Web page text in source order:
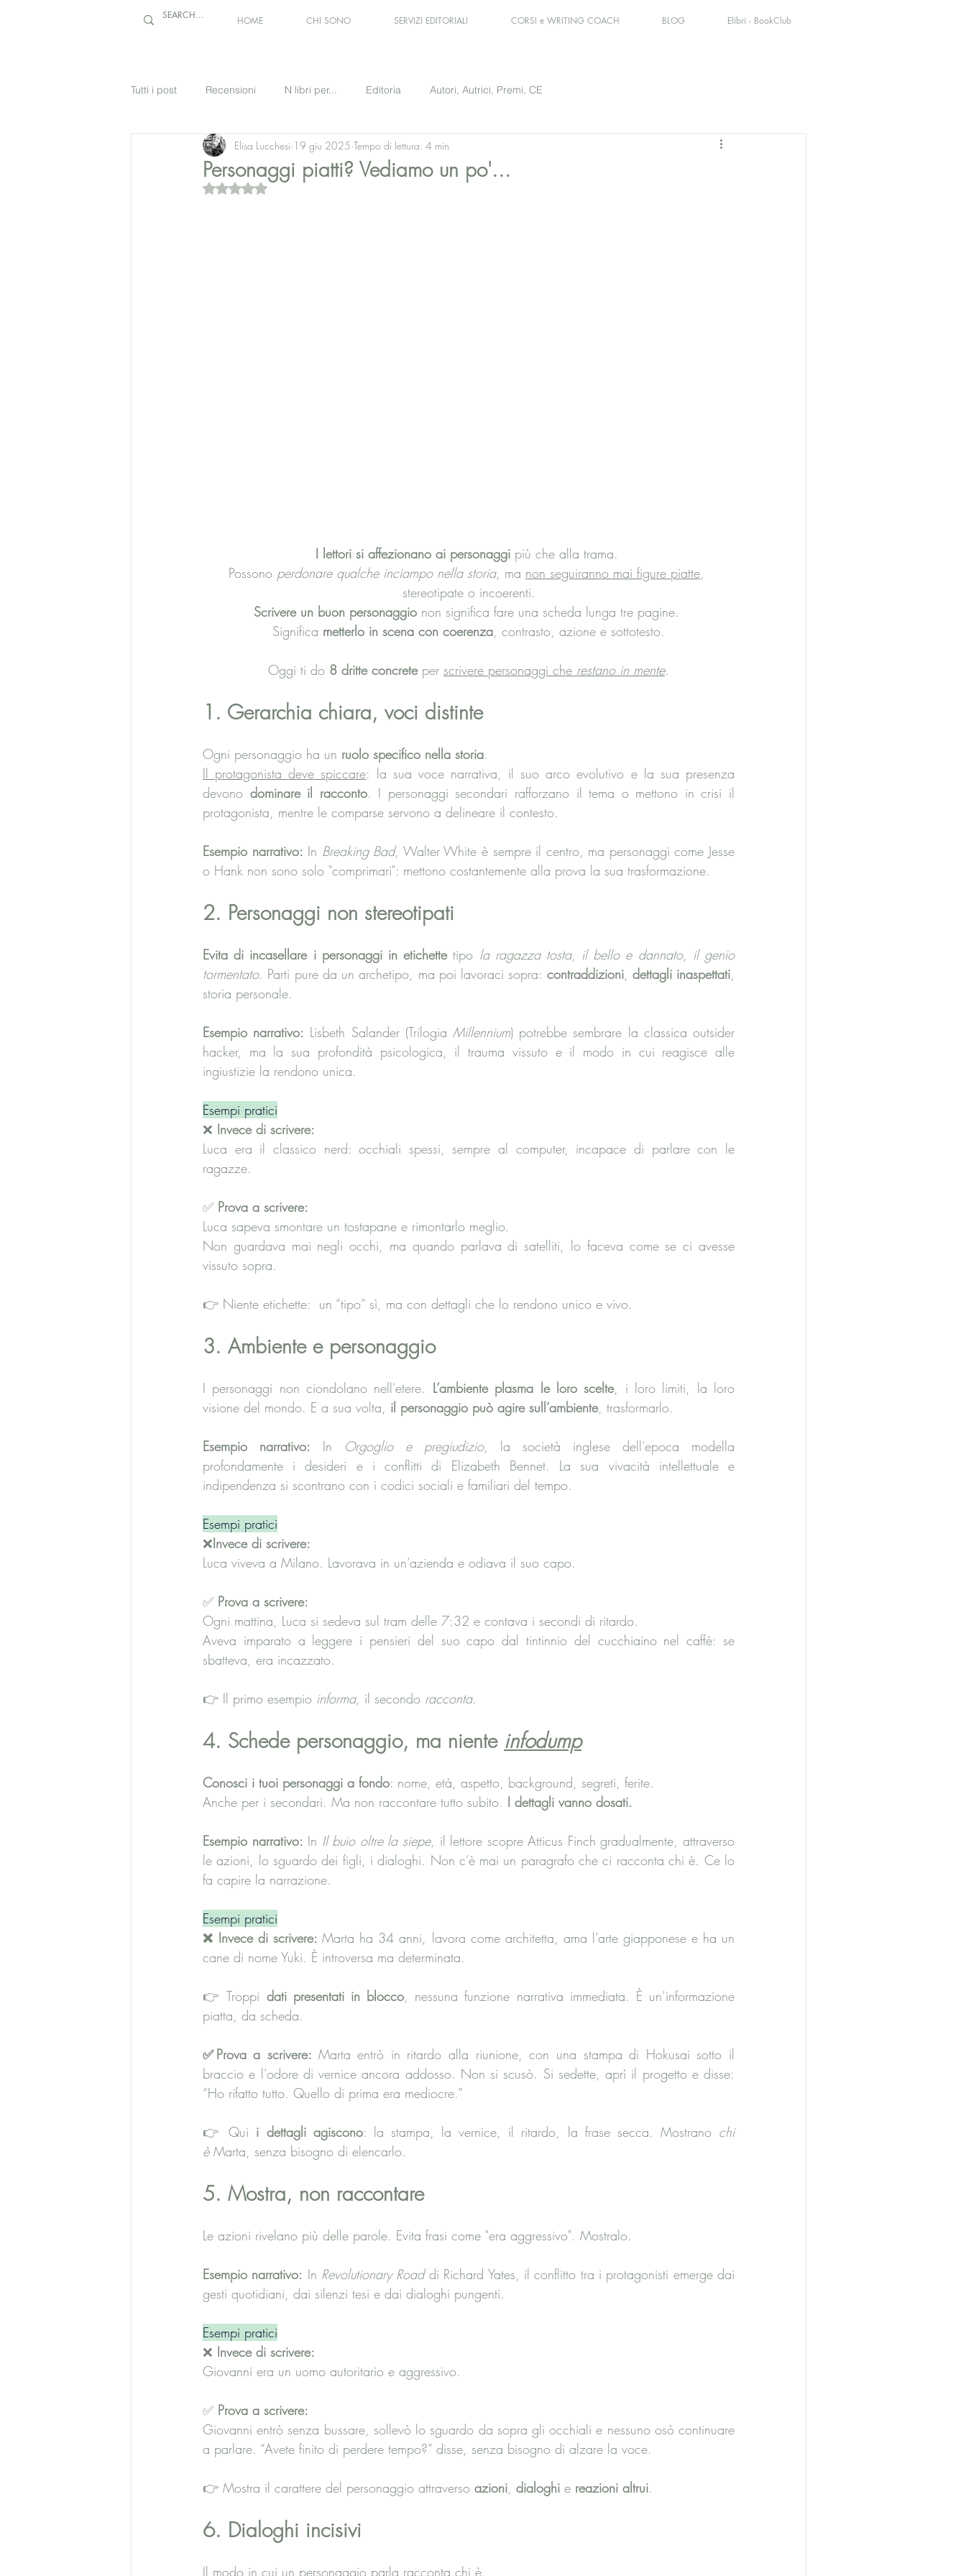
HOME CHI SONO SERVIZI EDITORIALI CORSI e WRITING COACH BLOG Elibri - BookClub
Tutti i post Recensioni N libri per... Editoria Autori, Autrici, Premi, CE
Personaggi piatti? Vediamo un po'...
Elisa Lucchesi 19 giu 2025 Tempo di lettura: 4 min
Valutazione NaN stelle su 5.
I lettori si affezionano ai personaggi più che alla trama.
Possono perdonare qualche inciampo nella storia, ma non seguiranno mai figure piatte
stereotipate o incoerenti.
Scrivere un buon personaggio non significa fare una scheda lunga tre pagine.
Significa metterlo in scena con coerenza , contrasto, azione e sottotesto.
Oggi ti do 8 dritte concrete per scrivere personaggi che restano in mente.
1. Gerarchia chiara, voci distinte
Ogni personaggio ha un ruolo specifico nella storia.
Il protagonista deve spiccare: la sua voce narrativa, il suo arco evolutivo e la sua presenza
devono dominare il racconto. I personaggi secondari rafforzano il tema o mettono in crisi il
protagonista, mentre le comparse servono a delineare il contesto.
Esempio narrativo: In Breaking Bad, Walter White è sempre il centro, ma personaggi come Jesse
o Hank non sono solo "comprimari": mettono costantemente alla prova la sua trasformazione.
2. Personaggi non stereotipati
Evita di incasellare i personaggi in etichette tipo la ragazza tosta, il bello e dannato, il genio
tormentato. Parti pure da un archetipo, ma poi lavoraci sopra: contraddizioni, dettagli inaspettati
storia personale.
Esempio narrativo: Lisbeth Salander (Trilogia Millennium) potrebbe sembrare la classica outsider
hacker, ma la sua profondità psicologica, il trauma vissuto e il modo in cui reagisce alle
ingiustizie la rendono unica.
Esempi pratici
❌ Invece di scrivere:
Luca era il classico nerd: occhiali spessi, sempre al computer, incapace di parlare con le
ragazze.
✅ Prova a scrivere:
Luca sapeva smontare un tostapane e rimontarlo meglio.
Non guardava mai negli occhi, ma quando parlava di satelliti, lo faceva come se ci avesse
vissuto sopra.
👉 Niente etichette:  un “tipo” sì, ma con dettagli che lo rendono unico e vivo.
3. Ambiente e personaggio
I personaggi non ciondolano nell'etere. L’ambiente plasma le loro scelte, i loro limiti, la loro
visione del mondo. E a sua volta, il personaggio può agire sull’ambiente, trasformarlo.
Esempio narrativo: In Orgoglio e pregiudizio, la società inglese dell’epoca modella
profondamente i desideri e i conflitti di Elizabeth Bennet. La sua vivacità intellettuale e
indipendenza si scontrano con i codici sociali e familiari del tempo.
Esempi pratici
❌Invece di scrivere:
Luca viveva a Milano. Lavorava in un’azienda e odiava il suo capo.
✅ Prova a scrivere:
Ogni mattina, Luca si sedeva sul tram delle 7:32 e contava i secondi di ritardo.
Aveva imparato a leggere i pensieri del suo capo dal tintinnio del cucchiaino nel caffè: se
sbatteva, era incazzato.
👉 Il primo esempio informa, il secondo racconta.
4. Schede personaggio, ma niente infodump
Conosci i tuoi personaggi a fondo: nome, età, aspetto, background, segreti, ferite.
Anche per i secondari. Ma non raccontare tutto subito. I dettagli vanno dosati.
Esempio narrativo: In Il buio oltre la siepe, il lettore scopre Atticus Finch gradualmente, attraverso
le azioni, lo sguardo dei figli, i dialoghi. Non c’è mai un paragrafo che ci racconta chi è. Ce lo
fa capire la narrazione.
Esempi pratici
❌ Invece di scrivere: Marta ha 34 anni, lavora come architetta, ama l’arte giapponese e ha un
cane di nome Yuki. È introversa ma determinata.
👉 Troppi dati presentati in blocco , nessuna funzione narrativa immediata. È un’informazione
piatta, da scheda.
✅Prova a scrivere: Marta entrò in ritardo alla riunione, con una stampa di Hokusai sotto il
braccio e l’odore di vernice ancora addosso. Non si scusò. Si sedette, aprì il progetto e disse:
“Ho rifatto tutto. Quello di prima era mediocre.”
👉 Qui i dettagli agiscono: la stampa, la vernice, il ritardo, la frase secca. Mostrano chi
è Marta, senza bisogno di elencarlo.
5. Mostra, non raccontare
Le azioni rivelano più delle parole. Evita frasi come "era aggressivo". Mostralo.
Esempio narrativo: In Revolutionary Road di Richard Yates, il conflitto tra i protagonisti emerge dai
gesti quotidiani, dai silenzi tesi e dai dialoghi pungenti.
Esempi pratici
❌ Invece di scrivere:
Giovanni era un uomo autoritario e aggressivo.
✅ Prova a scrivere:
Giovanni entrò senza bussare, sollevò lo sguardo da sopra gli occhiali e nessuno osò continuare
a parlare. “Avete finito di perdere tempo?” disse, senza bisogno di alzare la voce.
👉 Mostra il carattere del personaggio attraverso azioni dialoghi e reazioni altrui.
6. Dialoghi incisivi
Il modo in cui un personaggio parla racconta chi è.